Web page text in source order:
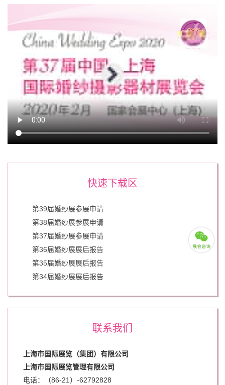
快速下载区
第39届婚纱展参展申请
第38届婚纱展参展申请
第37届婚纱展参展申请
第36届婚纱展展后报告
第35届婚纱展展后报告
第34届婚纱展展后报告
联系我们
上海市国际展览（集团）有限公司
上海市国际展览管理有限公司
电话：（86-21）-62792828